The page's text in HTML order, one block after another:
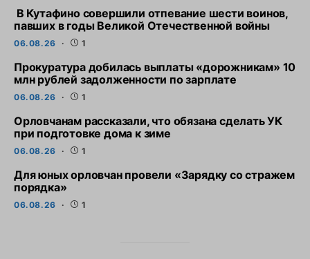
В Кутафино совершили отпевание шести воинов,
павших в годы Великой Отечественной войны
06.08.26 1
Прокуратура добилась выплаты «дорожникам» 10
млн рублей задолженности по зарплате
06.08.26 1
Орловчанам рассказали, что обязана сделать УК
при подготовке дома к зиме
06.08.26 1
Для юных орловчан провели «Зарядку со стражем
порядка»
06.08.26 1